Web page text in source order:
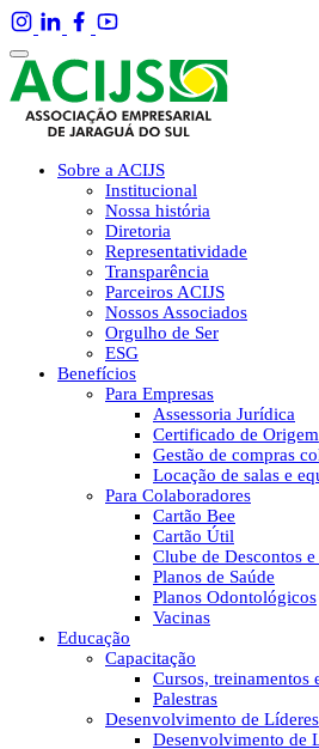
Sobre a ACIJS
Institucional
Nossa história
Diretoria
Representatividade
Transparência
Parceiros ACIJS
Nossos Associados
Orgulho de Ser
ESG
Benefícios
Para Empresas
Assessoria Jurídica
Certificado de Origem
Gestão de compras
Locação de salas e
Para Colaboradores
Cartão Bee
Cartão Útil
Clube de Descontos e
Planos de Saúde
Planos Odontológicos
Vacinas
Educação
Capacitação
Cursos, treinamentos
Palestras
Desenvolvimento de Líderes
Desenvolvimento de